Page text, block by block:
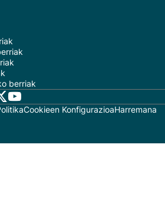
berriak
Cookieen KonfigurazioaHarremana